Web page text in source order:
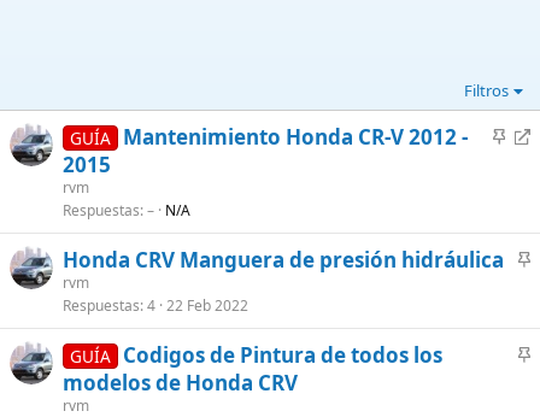
Filtros
A
a
R
r
e
i
o
GUÍA Mantenimiento Honda CR-V 2012 -
2015
rvm
Respuestas – N/A
A
l
a
Honda CRV Manguera de presión hidráulica
rvm
Respuestas 4 22 Feb 2022
A
GUÍA Codigos de Pintura de todos los
modelos de Honda CRV
rvm